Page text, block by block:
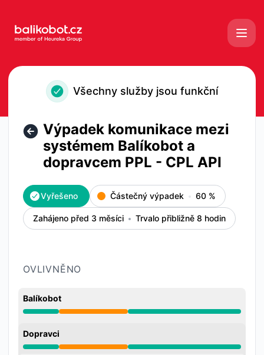
Všechny služby jsou funkční
Výpadek komunikace mezi
systémem Balíkobot a
dopravcem PPL - CPL API
Vyřešeno Částečný výpadek 60 %
Zahájeno před 3 měsíci Trvalo přibližně 8 hodin
OVLIVNĚNO
Balíkobot
Částečný výpadek z 3:58 AM do 11:32 AM
Dopravci
Částečný výpadek z 3:58 AM do 11:32 AM